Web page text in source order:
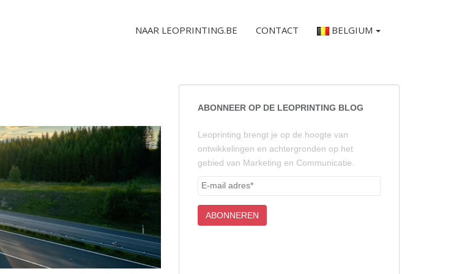
NAAR LEOPRINTING.BE CONTACT BELGIUM
ABONNEER OP DE LEOPRINTING BLOG
Leoprinting brengt je op de hoogte van
ontwikkelingen en achtergronden op het
gebied van Marketing en Communicatie.